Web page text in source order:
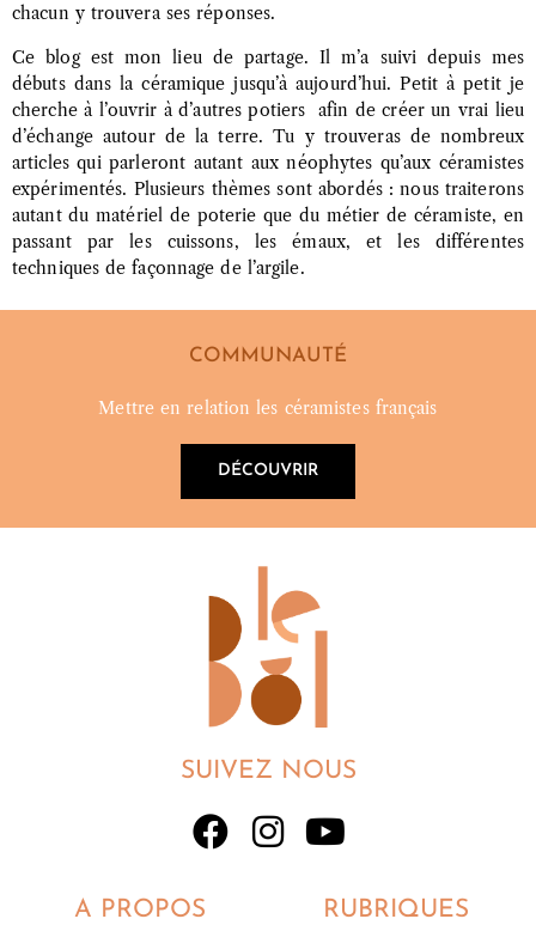
chacun y trouvera ses réponses.
Ce blog est mon lieu de partage. Il m’a suivi depuis mes
débuts dans la céramique jusqu’à aujourd’hui. Petit à petit je
cherche à l’ouvrir à d’autres potiers afin de créer un vrai lieu
d’échange autour de la terre. Tu y trouveras de nombreux
articles qui parleront autant aux néophytes qu’aux céramistes
expérimentés. Plusieurs thèmes sont abordés : nous traiterons
autant du matériel de poterie que du métier de céramiste, en
passant par les cuissons, les émaux, et les différentes
techniques de façonnage de l’argile.
COMMUNAUTÉ
Mettre en relation les céramistes français
DÉCOUVRIR
SUIVEZ NOUS
A PROPOS RUBRIQUES